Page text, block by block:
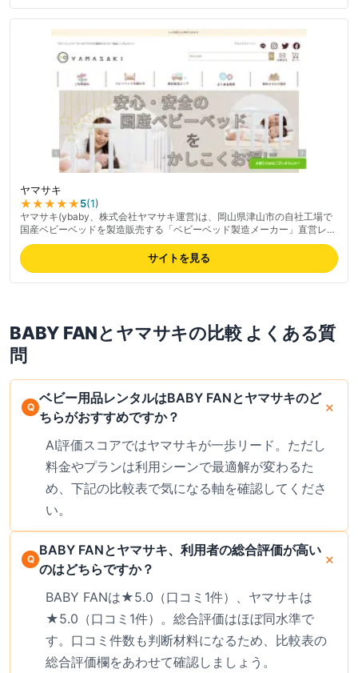
ヤマサキ
★★★★★5(1)
ヤマサキ(ybaby、株式会社ヤマサキ運営)は、岡山県津山市の自社工場で
国産ベビーベッドを製造販売する「ベビーベッド製造メーカー」直営レン
タルショップ。ドイツ製ブナ材使用・面取り手作業の高品質ベビーベッド
が好評で、配達回収料無料・早期返却差額返金の良心的サービスが特徴。
ベビーベッド・ベビー布団・ベビー用品の各種レンタルに対応。メーカー
直営ならではの品質と細やかなアフターケアに定評。最新の料金は公式サ
サイトを見る
BABY FANとヤマサキの比較 よくある質
問
ベビー用品レンタルはBABY FANとヤマサキのど
ちらがおすすめですか？
AI評価スコアではヤマサキが一歩リード。ただし
料金やプランは利用シーンで最適解が変わるた
め、下記の比較表で気になる軸を確認してくださ
い。
BABY FANとヤマサキ、利用者の総合評価が高い
のはどちらですか？
BABY FANは★5.0（口コミ1件）、ヤマサキは
★5.0（口コミ1件）。総合評価はほぼ同水準で
す。口コミ件数も判断材料になるため、比較表の
総合評価欄をあわせて確認しましょう。